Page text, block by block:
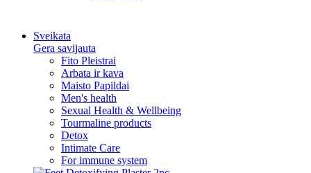
Sveikata
Gera savijauta
Fito Pleistrai
Arbata ir kava
Maisto Papildai
Men's health
Sexual Health & Wellbeing
Tourmaline products
Detox
Intimate Care
For immune system